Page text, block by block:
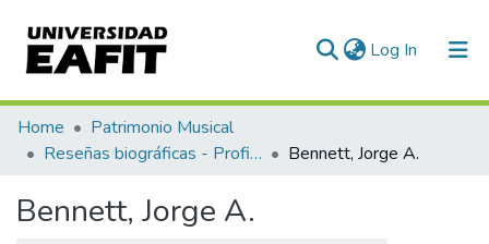
Log In (current)
Communities & Collections
All of DSpace
Statistics
Home
Patrimonio Musical
Reseñas biográficas - Profiles
Bennett, Jorge A.
Bennett, Jorge A.